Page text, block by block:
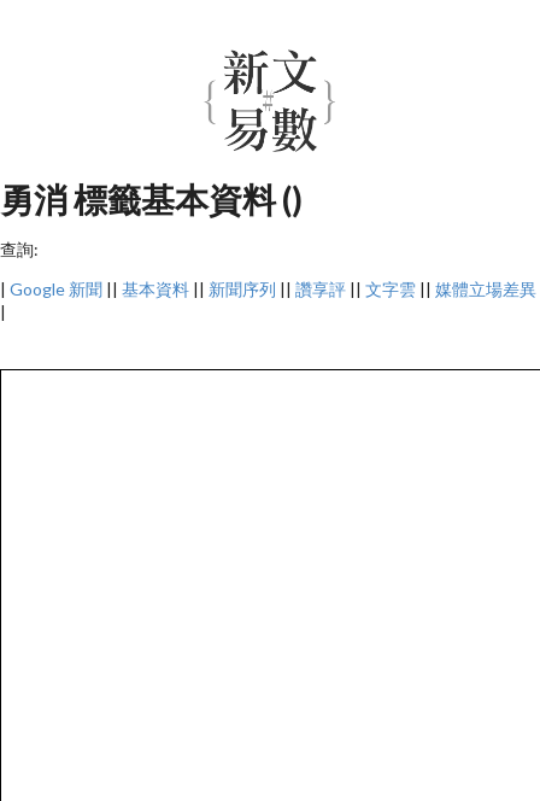
勇消 標籤基本資料 ()
查詢:
| Google 新聞 || 基本資料 || 新聞序列 || 讚享評 || 文字雲 || 媒體立場差異
|